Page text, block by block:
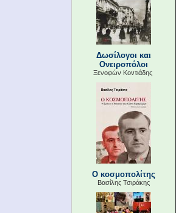
Δωσίλογοι και
Ονειροπόλοι
Ξενοφών Κοντιάδης
Ο κοσμοπολίτης
Βασίλης Τσιράκης